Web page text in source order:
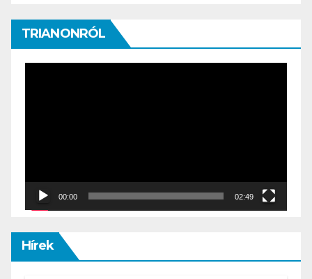
TRIANONRÓL
00:00 02:49
Hírek